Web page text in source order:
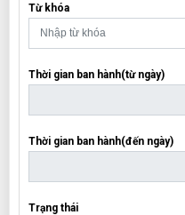
Từ khóa
Thời gian ban hành(từ ngày)
Thời gian ban hành(đến ngày)
Trạng thái